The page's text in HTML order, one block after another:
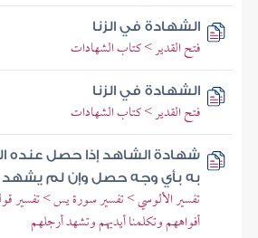
الشهادة في الزنا
فتح القدير > كتاب الشهادات
الشهادة في الزنا
فتح القدير > كتاب الشهادات
شهادة الشاهد إذا حصل عنده
به بأي وجه حصل وإن لم يشهد
تفسير الألوسي > تفسير سورة يس > تفسير
أفواههم وتكلمنا أيديهم وتشهد أرجلهم